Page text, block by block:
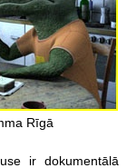
Rīgā
ir dokumentālā